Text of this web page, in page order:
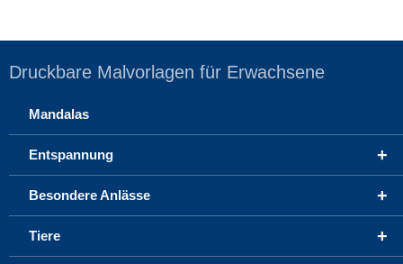
Druckbare Malvorlagen für Erwachsene
Mandalas
+
Entspannung
+
Besondere Anlässe
+
Tiere